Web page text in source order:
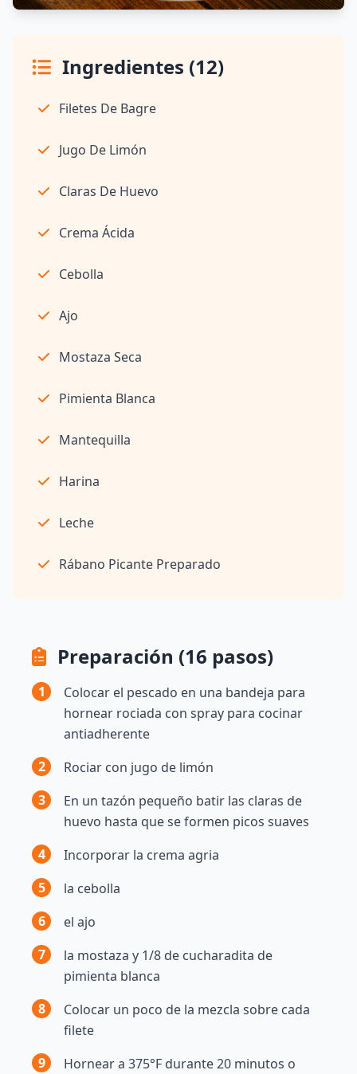
Ingredientes (12)
Filetes De Bagre
Jugo De Limón
Claras De Huevo
Crema Ácida
Cebolla
Ajo
Mostaza Secа
Pimienta Blanca
Mantequilla
Harina
Leche
Rábano Picante Preparado
Preparación (16 pasos)
1
Colocar el pescado en una bandeja para
hornear rociada con spray para cocinar
antiadherente
2
Rociar con jugo de limón
3
En un tazón pequeño batir las claras de
huevo hasta que se formen picos suaves
4
Incorporar la crema agria
5
la cebolla
6
el ajo
7
la mostaza y 1/8 de cucharadita de
pimienta blanca
8
Colocar un poco de la mezcla sobre cada
filete
9
Hornear a 375°F durante 20 minutos o